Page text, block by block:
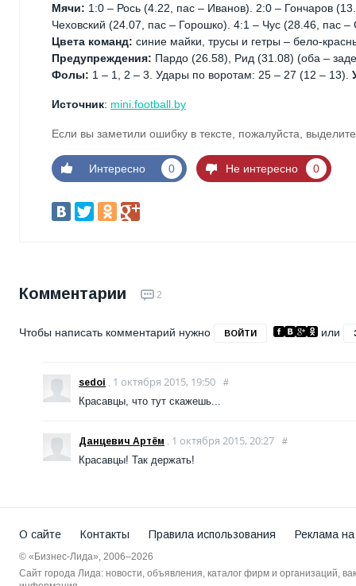
Мячи: 1:0 – Рось (4.22, пас – Иванов). 2:0 – Гончаров
Чеховский (24.07, пас – Горошко). 4:1 – Чус (28.46, пас
Цвета команд: синие майки, трусы и гетры – бело-
Предупреждения: Пардо (26.58), Рид (31.08) (оба –
Фолы: 1 – 1, 2 – 3. Удары по воротам: 25 – 27 (12 – 13).
Источник: mini.football.by
Если вы заметили ошибку в тексте, пожалуйста,
Интересно 0 Не интересно 0
Комментарии 2
Чтобы написать комментарий нужно ВОЙТИ или
sedoi , 1 октября 2015, 19:50 #
Красавцы, что тут скажешь...
Данцевич Артём , 1 октября 2015, 20:27 #
Красавцы! Так держать!
О сайте Контакты Правила использования Реклама
© «Бизнес-Лида», 2006–2026
Сайт города Лида: новости, объявления, каталог фирм и организаций,